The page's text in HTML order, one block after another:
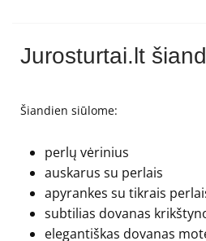
Jurosturtai.lt
Šiandien siūlome:
perlų vėrinius
auskarus su perlais
apyrankes su tikrais
subtilias dovanas
elegantiškas dovanas